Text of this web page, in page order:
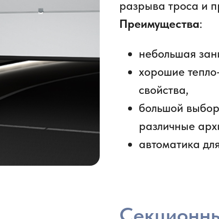
разрыва троса и
Преимущества:
небольшая
хорошие
свойства,
большой
различные
автоматика